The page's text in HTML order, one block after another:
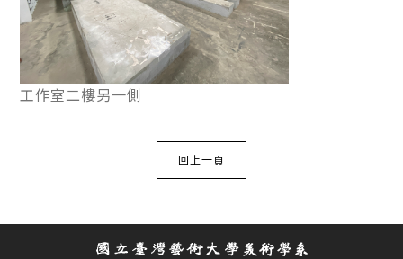
工作室二樓另一側
回上一頁